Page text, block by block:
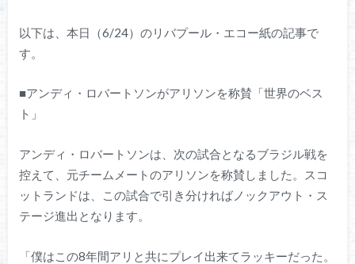
以下は、本日（6/24）のリバプール・エコー紙の記事で
す。
■アンディ・ロバートソンがアリソンを称賛「世界のベス
ト」
アンディ・ロバートソンは、次の試合となるブラジル戦を
控えて、元チームメートのアリソンを称賛しました。スコ
ットランドは、この試合で引き分ければノックアウト・ス
テージ進出となります。
「僕はこの8年間アリと共にプレイ出来てラッキーだった。